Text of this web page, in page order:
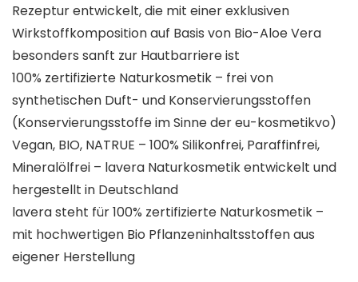
Rezeptur entwickelt, die mit einer exklusiven
Wirkstoffkomposition auf Basis von Bio-Aloe Vera
besonders sanft zur Hautbarriere ist
100% zertifizierte Naturkosmetik – frei von
synthetischen Duft- und Konservierungsstoffen
(Konservierungsstoffe im Sinne der eu-kosmetikvo)
Vegan, BIO, NATRUE – 100% Silikonfrei, Paraffinfrei,
Mineralölfrei – lavera Naturkosmetik entwickelt und
hergestellt in Deutschland
lavera steht für 100% zertifizierte Naturkosmetik –
mit hochwertigen Bio Pflanzeninhaltsstoffen aus
eigener Herstellung